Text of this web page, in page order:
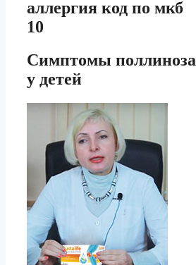
аллергия код по мкб
10
Симптомы поллиноза
у детей